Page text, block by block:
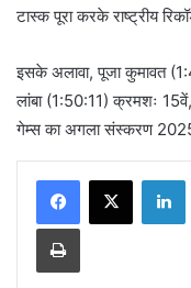
टास्क पूरा करके राष्ट्रीय
इसके अलावा, पूजा कुमावत
लांबा (1:50:11) क्रमशः 15वें,
गेम्स का अगला संस्करण 2025
Print